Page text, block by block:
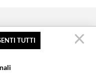
a 30
Servizio clienti
TUTTI